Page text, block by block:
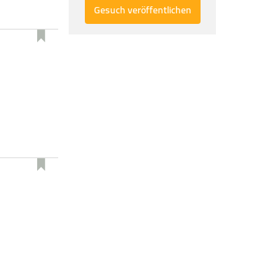
Gesuch veröffentlichen